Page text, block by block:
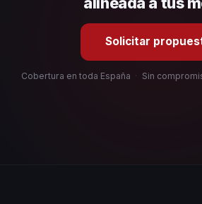
Solicitar
Cobertura en toda España · Sin